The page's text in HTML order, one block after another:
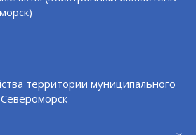
территории муниципального
руководства муниципалитета
молодежной политики и
Мороз.